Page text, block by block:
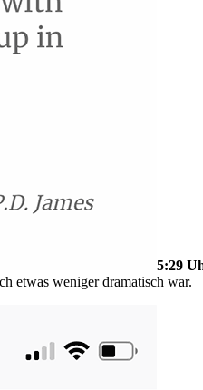
5:29
etwas weniger dramatisch war.